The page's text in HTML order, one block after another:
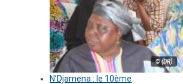
© (DR)
N’Djamena : le 10ème